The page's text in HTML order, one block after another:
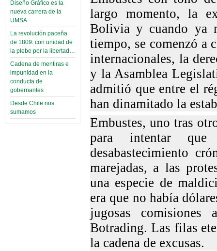
Diseño Gráfico es la
nueva carrera de la
UMSA
La revolución paceña
de 1809: con unidad de
la plebe por la libertad…
Cadena de mentiras e
impunidad en la
conducta de
gobernantes
Desde Chile nos
sumamos
largo momento, la
Bolivia y cuando ya
tiempo, se comenzó a
internacionales, la
y la Asamblea
admitió que entre el
han dinamitado la
Embustes, uno tras
para intentar
desabastecimiento
marejadas, a las
una especie de
era que no había
jugosas comisiones
Botrading. Las filas
la cadena de excusas.